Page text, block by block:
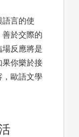
語言的使
善於交際的
反應將是
果你樂於接
，歐語文學